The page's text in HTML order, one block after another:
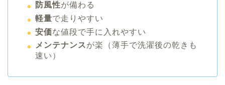
防風性が備わる
軽量で走りやすい
安価な値段で手に入れやすい
メンテナンスが楽（薄手で洗濯後の乾きも
速い）